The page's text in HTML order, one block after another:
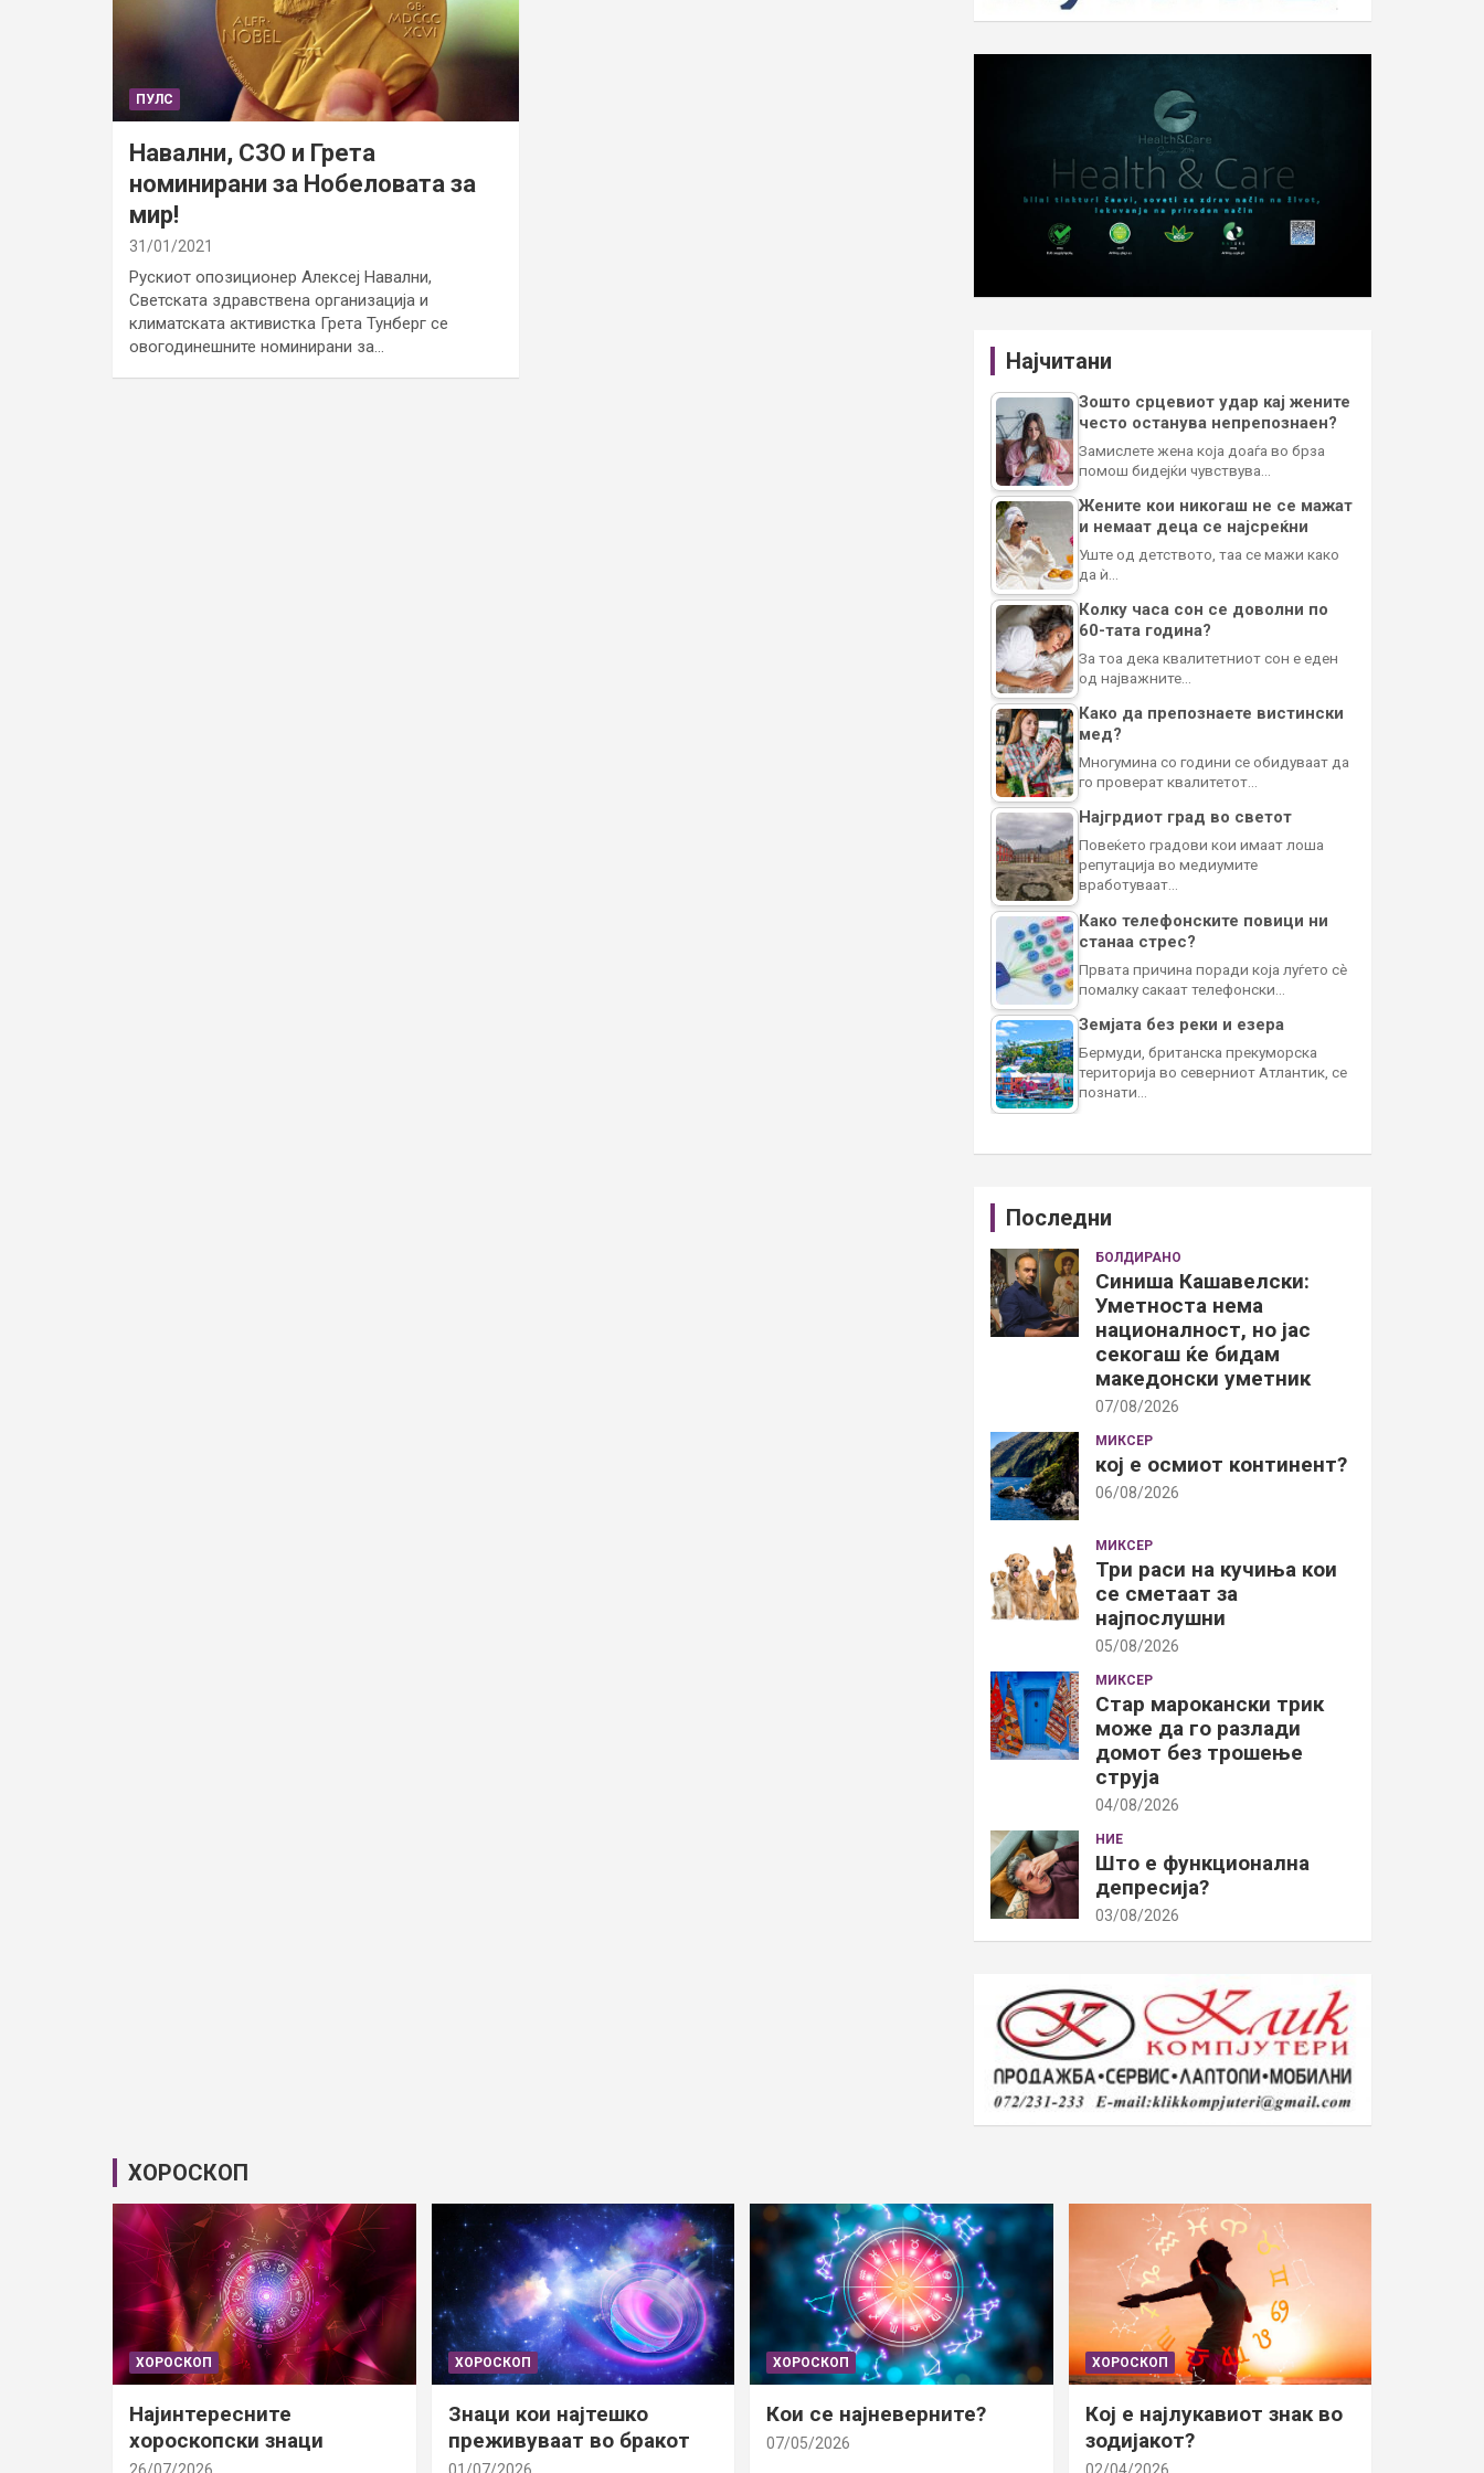
ПУЛС
Навални, СЗО и Грета
номинирани за Нобеловата за
мир!
31/01/2021
Рускиот опозиционер Алексеј Навални,
Светската здравствена организација и
климатската активистка Грета Тунберг се
овогодинешните номинирани за…
Најчитани
Зошто срцевиот удар кај жените
често останува непрепознаен?
Замислете жена која доаѓа во брза
помош бидејќи чувствува…
Жените кои никогаш не се мажат
и немаат деца се најсреќни
Уште од детството, таа се мажи како
да ѝ…
Колку часа сон се доволни по
60-тата година?
За тоа дека квалитетниот сон е еден
од најважните…
Како да препознаете вистински
мед?
Многумина со години се обидуваат да
го проверат квалитетот…
Најгрдиот град во светот
Повеќето градови кои имаат лоша
репутација во медиумите
вработуваат…
Како телефонските повици ни
станаа стрес?
Првата причина поради која луѓето сè
помалку сакаат телефонски…
Земјата без реки и езера
Бермуди, британска прекуморска
територија во северниот Атлантик, се
познати…
Последни
БОЛДИРАНО
Синиша Кашавелски:
Уметноста нема
националност, но јас
секогаш ќе бидам
македонски уметник
07/08/2026
МИКСЕР
кој е осмиот континент?
06/08/2026
МИКСЕР
Три раси на кучиња кои
се сметаат за
најпослушни
05/08/2026
МИКСЕР
Стар марокански трик
може да го разлади
домот без трошење
струја
04/08/2026
НИЕ
Што е функционална
депресија?
03/08/2026
ХОРОСКОП
ХОРОСКОП
Најинтересните
хороскопски знаци
ХОРОСКОП
Знаци кои најтешко
преживуваат во бракот
ХОРОСКОП
Кои се најневерните?
07/05/2026
ХОРОСКОП
Кој е најлукавиот знак во
зодијакот?